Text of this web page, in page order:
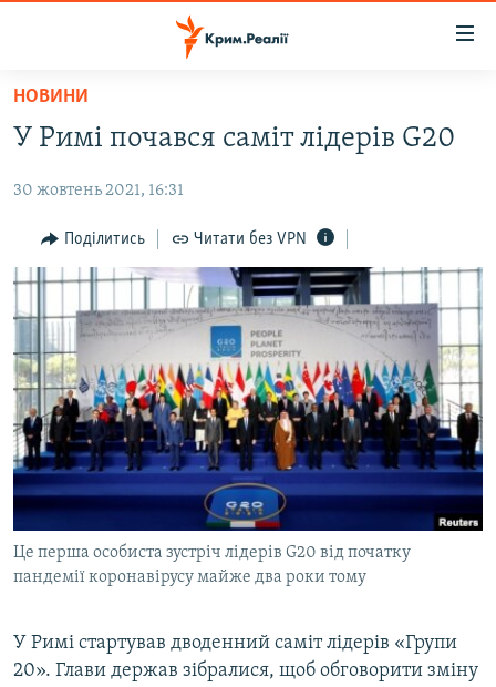
Перейти
основного
Перейти
навігації
Перейти
пошуку
ВІДЕО ТА ФОТО
ПОЛІТИКА
БЛОГИ
ПОГЛЯД
ІНТЕРВ'Ю
ВСЕ ЗА ДЕНЬ
СПЕЦПРОЕКТИ
ДЕПОРТАЦІЯ
ВІДЕОУРОКИ «ELIFBE»
СВІДЧЕННЯ ОКУПАЦІЇ
ІНФОГРАФІКА
ЯК ОБІЙТИ БЛОКУВАННЯ
Русский
Qırımtatar
ДОЛУЧАЙСЯ!
НОВИНИ
У Римі почався саміт лідерів G20
30 жовтень 2021, 16:31
Поділитись Читати без VPN
Це перша особиста зустріч лідерів G20 від початку
пандемії коронавірусу майже два роки тому
У Римі стартував дводенний саміт лідерів «Групи
20». Глави держав зібралися, щоб обговорити зміну